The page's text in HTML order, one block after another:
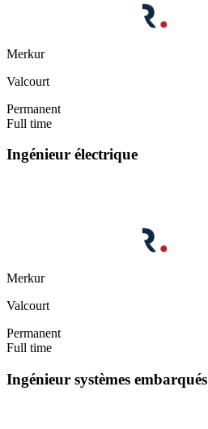
Merkur
Valcourt
Permanent
Full time
Ingénieur électrique
Merkur
Valcourt
Permanent
Full time
Ingénieur systèmes embarqués